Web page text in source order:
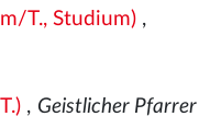
T., Studium),
, Geistlicher Pfarrer